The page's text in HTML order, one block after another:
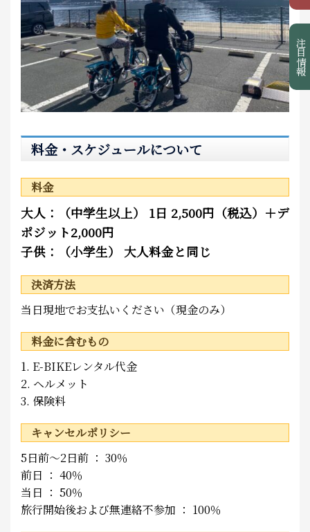
注目情報
料金・スケジュールについて
料金
大人：（中学生以上） 1日 2,500円（税込）＋デ
ポジット2,000円
子供：（小学生） 大人料金と同じ
決済方法
当日現地でお支払いください（現金のみ）
料金に含むもの
1. E-BIKEレンタル代金
2. ヘルメット
3. 保険料
キャンセルポリシー
5日前～2日前 ： 30％
前日 ： 40％
当日 ： 50％
旅行開始後および無連絡不参加 ： 100％